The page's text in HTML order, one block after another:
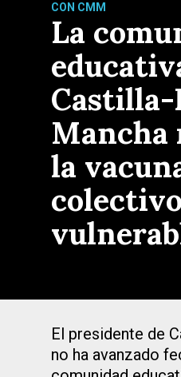
CON CMM
La
Castilla-
Mancha
la
El presidente de
no ha avanzado